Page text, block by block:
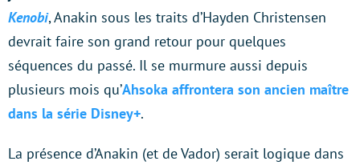
Kenobi, Anakin sous les traits d’Hayden Christensen
devrait faire son grand retour pour quelques
séquences du passé. Il se murmure aussi depuis
plusieurs mois qu’Ahsoka affrontera son ancien maître
dans la série Disney+.
La présence d’Anakin (et de Vador) serait logique dans